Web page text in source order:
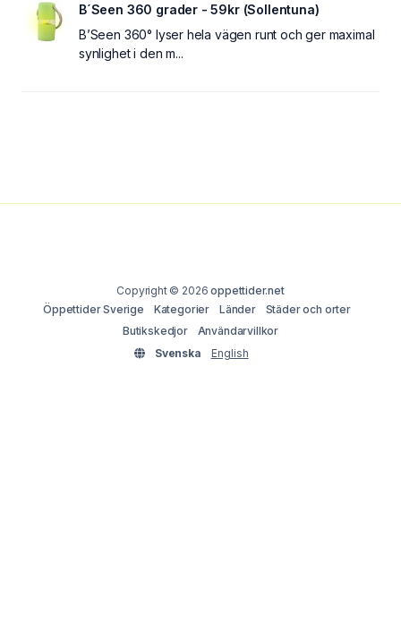
B´Seen 360 grader - 59kr (Sollentuna)
B’Seen 360° lyser hela vägen runt och ger maximal
synlighet i den m...
Copyright © 2026oppettider.net
Öppettider Sverige
Kategorier Länder
Städer och orter
Butikskedjor
Användarvillkor
Svenska
English